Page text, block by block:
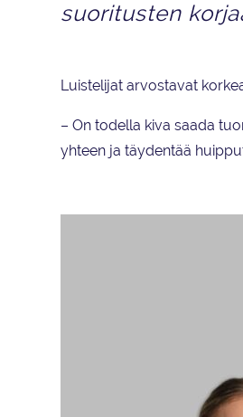
suoritusten
Luistelijat arvostavat
– On todella kiva saada
yhteen ja täydentää